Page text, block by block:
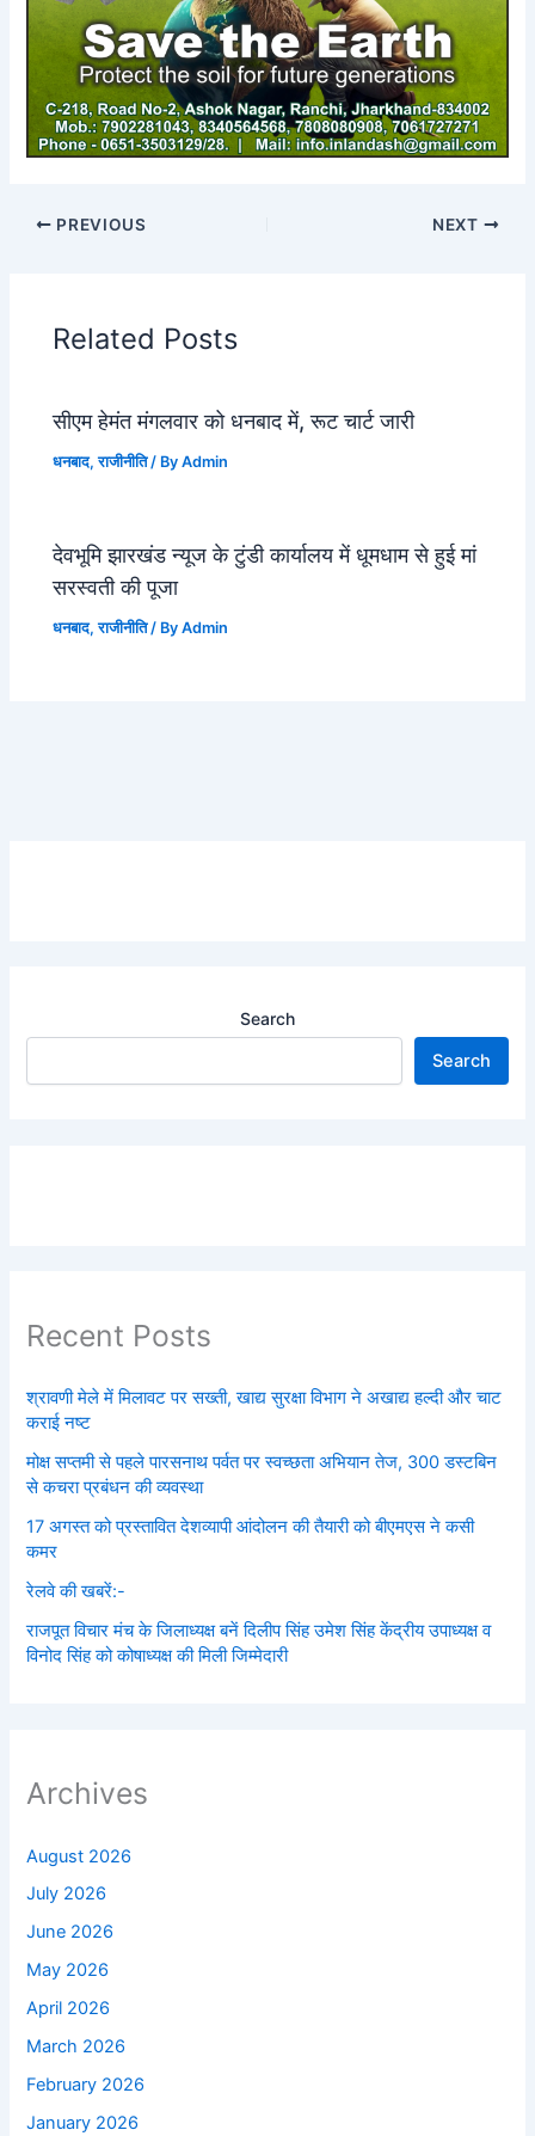
PREVIOUS NEXT
Related Posts
सीएम हेमंत मंगलवार को धनबाद में, रूट चार्ट जारी
धनबाद,राजीनीति/ ByAdmin
देवभूमि झारखंड न्यूज के टुंडी कार्यालय में धूमधाम से हुई मां
सरस्वती की पूजा
धनबाद,राजीनीति/ ByAdmin
Search
Search
Recent Posts
श्रावणी मेले में मिलावट पर सख्ती, खाद्य सुरक्षा विभाग ने अखाद्य हल्दी और चाट
कराई नष्ट
मोक्ष सप्तमी से पहले पारसनाथ पर्वत पर स्वच्छता अभियान तेज, 300 डस्टबिन
से कचरा प्रबंधन की व्यवस्था
17 अगस्त को प्रस्तावित देशव्यापी आंदोलन की तैयारी को बीएमएस ने कसी
कमर
रेलवे की खबरें:-
राजपूत विचार मंच के जिलाध्यक्ष बनें‌ दिलीप सिंह उमेश सिंह केंद्रीय उपाध्यक्ष व
विनोद सिंह को कोषाध्यक्ष की मिली जिम्मेदारी
Archives
August 2026
July 2026
June 2026
May 2026
April 2026
March 2026
February 2026
January 2026